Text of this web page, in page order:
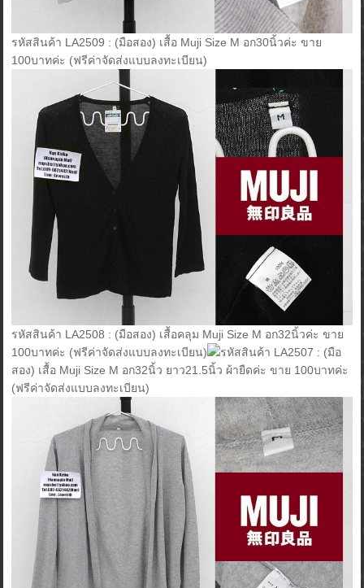
รหัสสินค้า LA2509 : (มือสอง) เสื้อ Muji Size M อก30นิ้วค่ะ ขาย
100บาทค่ะ (ฟรีค่าจัดส่งแบบลงทะเบียน)
รหัสสินค้า LA2508 : (มือสอง) เสื้อคลุม Muji Size M อก32นิ้วค่ะ ขาย
100บาทค่ะ (ฟรีค่าจัดส่งแบบลงทะเบียน)
รหัสสินค้า LA2507 : (มือ
สอง) เสื้อ Muji Size M อก32นิ้ว ยาว21.5นิ้ว ผ้ายืดค่ะ ขาย 100บาทค่ะ
(ฟรีค่าจัดส่งแบบลงทะเบียน)